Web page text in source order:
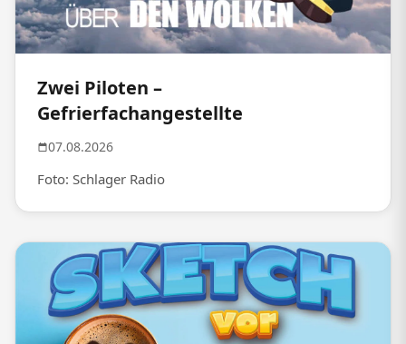
Zwei Piloten –
Gefrierfachangestellte
07.08.2026
Foto: Schlager Radio